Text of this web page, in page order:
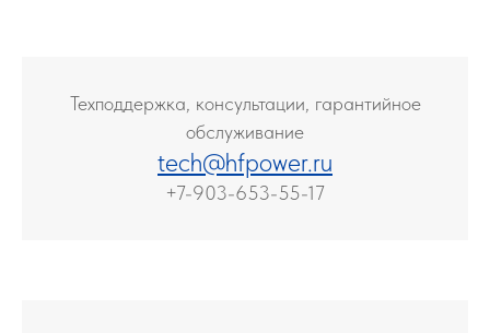
Техподдержка, консультации, гарантийное
обслуживание
tech@hfpower.ru
+7-903-653-55-17